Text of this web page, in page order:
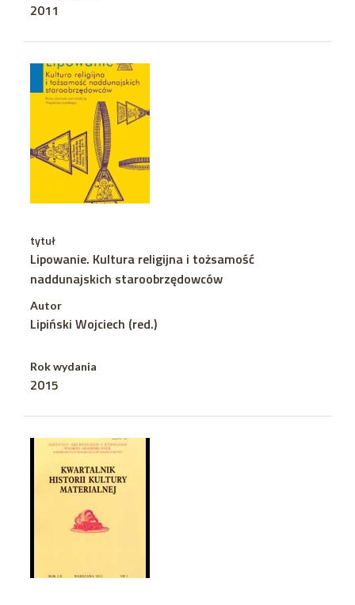
2011
tytuł
Lipowanie. Kultura religijna i tożsamość
naddunajskich staroobrzędowców
Autor
Lipiński Wojciech (red.)
Rok wydania
2015